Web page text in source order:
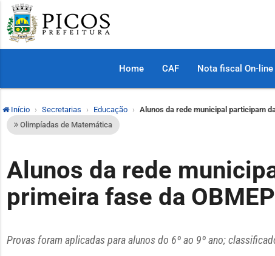
Home CAF Nota fiscal On-line
Início Secretarias Educação
Alunos da rede municipal participam
Olimpíadas de Matemática
Alunos da rede
primeira fase da
Provas foram aplicadas para alunos do 6º ao 9º ano;